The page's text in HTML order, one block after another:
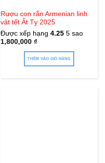
Rượu con rắn Armenian linh
vật tết Ất Tỵ 2025
Được xếp hạng 4.255 sao
1,800,000 ₫
THÊM VÀO GIỎ HÀNG